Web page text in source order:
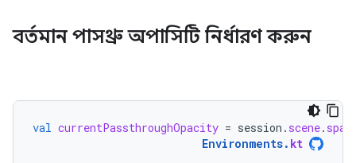
বর্তমান পাসথ্রু অপাসিটি নির্ধারণ করুন
val currentPassthroughOpacity = session . scene.
Environments. kt